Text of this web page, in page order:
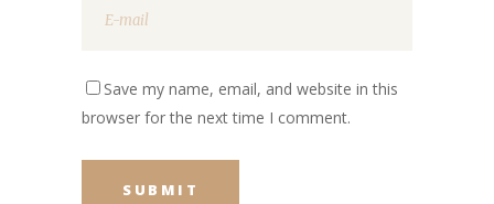
Save my name, email, and website in this
browser for the next time I comment.